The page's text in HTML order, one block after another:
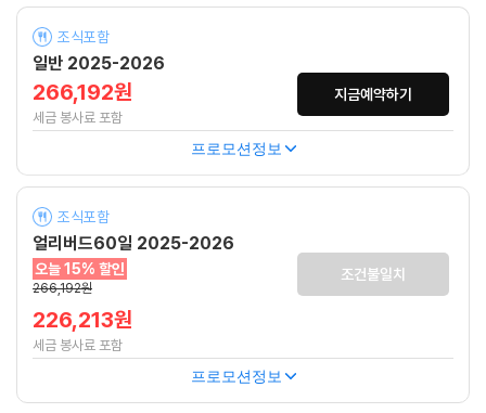
일반 2025-2026
조식포함
266,192원
세금 봉사료 포함
지금예약하기
프로모션정보
얼리버드60일 2025-2026
조식포함
오늘 15% 할인
266,192원
226,213원
세금 봉사료 포함
조건불일치
프로모션정보